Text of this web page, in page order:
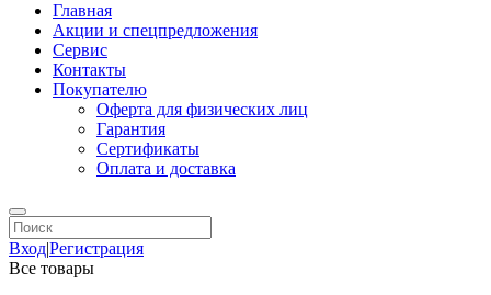
Главная
Акции и спецпредложения
Сервис
Контакты
Покупателю
Оферта для физических лиц
Гарантия
Сертификаты
Оплата и доставка
Вход|Регистрация
Все товары